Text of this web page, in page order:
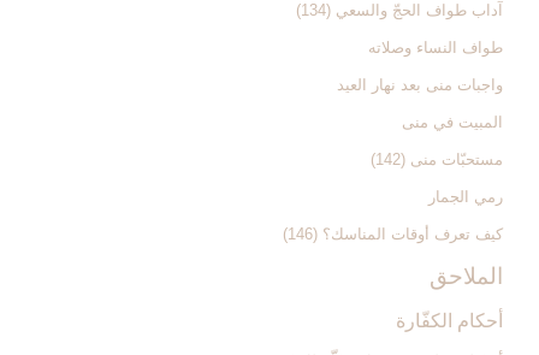
آداب طواف الحجّ والسعي (134)
طواف النساء وصلاته‏
واجبات منى بعد نهار العيد
المبيت في منى‏
مستحبّات منى (142)
رمي الجمار
كيف تعرف أوقات المناسك؟ (146)
الملاحق‏
أحكام الكفّارة